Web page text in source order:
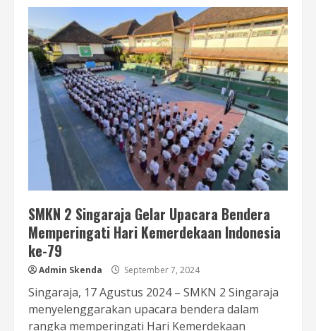
SMKN 2 Singaraja Gelar Upacara Bendera
Memperingati Hari Kemerdekaan Indonesia
ke-79
Admin Skenda September 7, 2024
Singaraja, 17 Agustus 2024 – SMKN 2 Singaraja
menyelenggarakan upacara bendera dalam
rangka memperingati Hari Kemerdekaan